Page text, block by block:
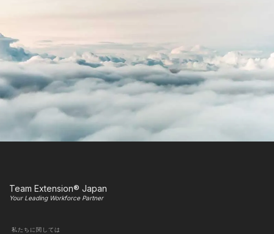
Team Extension® Japan
Your Leading Workforce Partner
私たちに関しては